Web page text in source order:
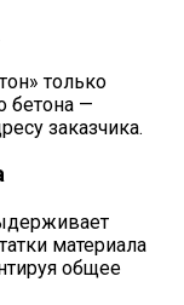
только
бетона —
заказчика.
материала
общее